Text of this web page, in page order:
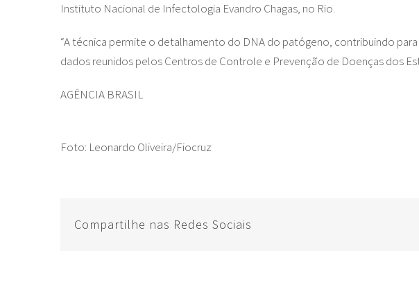
Instituto Nacional de Infectologia Evandro Chagas, no Rio.
“A técnica permite o detalhamento do DNA do patógeno, contribuindo
dados reunidos pelos Centros de Controle e Prevenção de Doenças dos
AGÊNCIA BRASIL
Foto: Leonardo Oliveira/Fiocruz
Compartilhe nas Redes Sociais